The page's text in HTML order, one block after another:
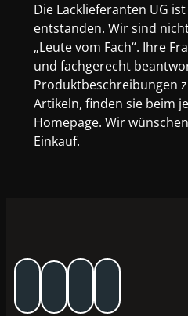
Die Lacklieferanten UG
entstanden. Wir sind
„Leute vom Fach“. Ihre
und fachgerecht
Produktbeschreibungen
Artikeln, finden sie beim
Homepage. Wir
Einkauf.